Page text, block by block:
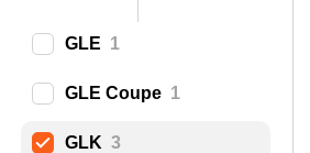
GLE 1
GLE Coupe 1
GLK 3